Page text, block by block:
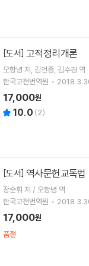
[도서] 고적정리개론
오항녕 저 김언종 김수경 역
한국고전번역원
17,000원
10.0 (2)
[도서] 역사문헌교독법
장순휘 저 / 오항녕 역
한국고전번역원
17,000원
품절